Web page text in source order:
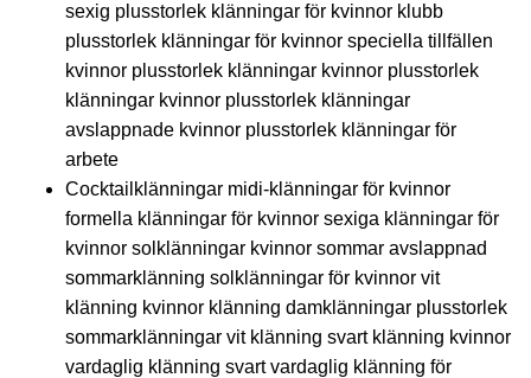
sexig plusstorlek klänningar för kvinnor klubb
plusstorlek klänningar för kvinnor speciella tillfällen
kvinnor plusstorlek klänningar kvinnor plusstorlek
klänningar kvinnor plusstorlek klänningar
avslappnade kvinnor plusstorlek klänningar för
arbete
Cocktailklänningar midi-klänningar för kvinnor
formella klänningar för kvinnor sexiga klänningar för
kvinnor solklänningar kvinnor sommar avslappnad
sommarklänning solklänningar för kvinnor vit
klänning kvinnor klänning damklänningar plusstorlek
sommarklänningar vit klänning svart klänning kvinnor
vardaglig klänning svart vardaglig klänning för